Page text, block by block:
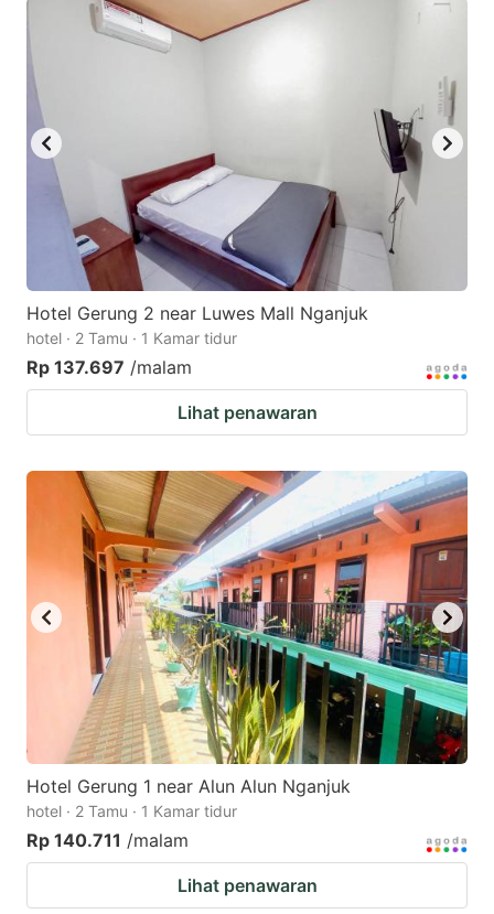
Hotel Gerung 2 near Luwes Mall Nganjuk
hotel · 2 Tamu · 1 Kamar tidur
Rp 137.697 /malam
Lihat penawaran
Hotel Gerung 1 near Alun Alun Nganjuk
hotel · 2 Tamu · 1 Kamar tidur
Rp 140.711 /malam
Lihat penawaran